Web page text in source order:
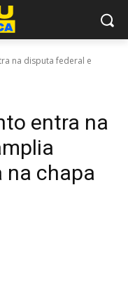
na disputa federal e
entra na
na chapa